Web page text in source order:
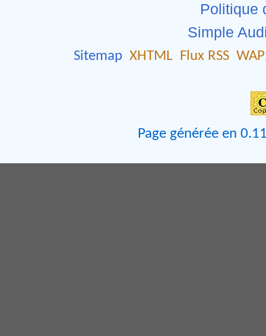
Politique
Simple
Sitemap XHTML Flux RSS
Page générée en